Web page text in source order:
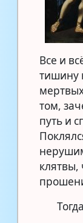
Все и
тишину
том,
путь и
клятвы,